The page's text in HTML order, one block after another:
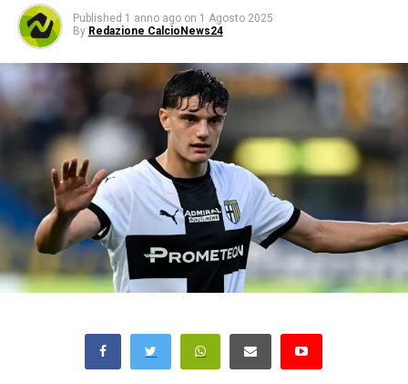
Published 1 anno ago on 1 Agosto 2025
By Redazione CalcioNews24